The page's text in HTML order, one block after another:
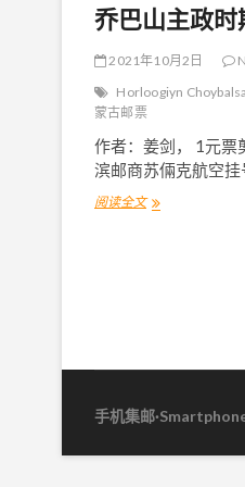
乔巴山主政
2021年10月2日
Horloogiyn
蒙古邮票
作者：姜剑， 1元
滨邮商苏倆克航空
阅读全文乔
票
十
航
手机集邮